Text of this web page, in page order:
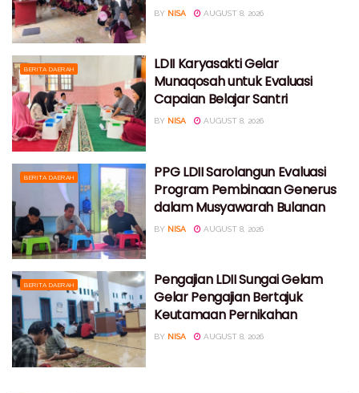
BY NISA AUGUST 8, 2026
BERITA DAERAH
LDII Karyasakti Gelar
Munaqosah untuk Evaluasi
Capaian Belajar Santri
BY NISA AUGUST 8, 2026
BERITA DAERAH
PPG LDII Sarolangun Evaluasi
Program Pembinaan Generus
dalam Musyawarah Bulanan
BY NISA AUGUST 8, 2026
BERITA DAERAH
Pengajian LDII Sungai Gelam
Gelar Pengajian Bertajuk
Keutamaan Pernikahan
BY NISA AUGUST 8, 2026